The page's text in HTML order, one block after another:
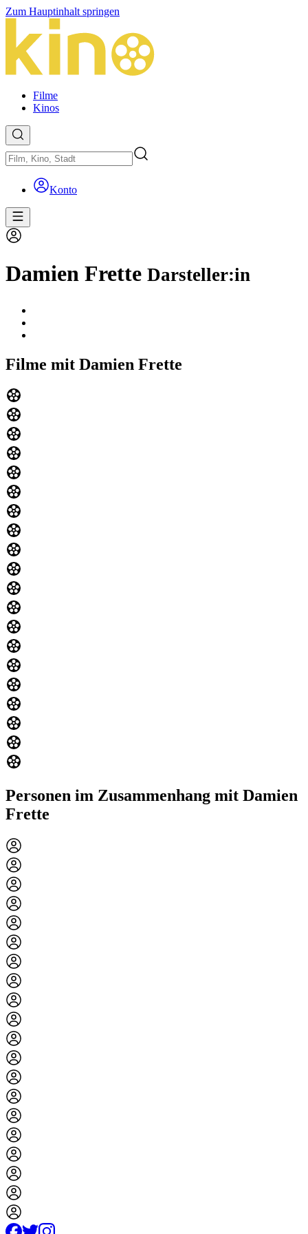
Zum Hauptinhalt springen
Filme
Kinos
Konto
Damien Frette Darsteller:in
Filme mit Damien Frette
Personen im Zusammenhang mit Damien
Frette